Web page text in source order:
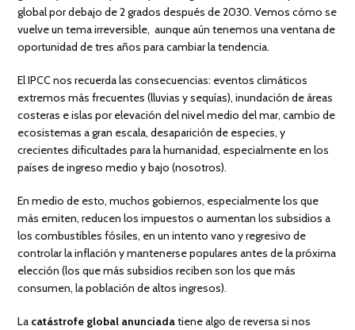
global por debajo de 2 grados después de 2030. Vemos cómo se
vuelve un tema irreversible, aunque aún tenemos una ventana de
oportunidad de tres años para cambiar la tendencia.
El IPCC nos recuerda las consecuencias: eventos climáticos
extremos más frecuentes (lluvias y sequías), inundación de áreas
costeras e islas por elevación del nivel medio del mar, cambio de
ecosistemas a gran escala, desaparición de especies, y
crecientes dificultades para la humanidad, especialmente en los
países de ingreso medio y bajo (nosotros).
En medio de esto, muchos gobiernos, especialmente los que
más emiten, reducen los impuestos o aumentan los subsidios a
los combustibles fósiles, en un intento vano y regresivo de
controlar la inflación y mantenerse populares antes de la próxima
elección (los que más subsidios reciben son los que más
consumen, la población de altos ingresos).
La catástrofe global anunciadatiene algo de reversa si nos